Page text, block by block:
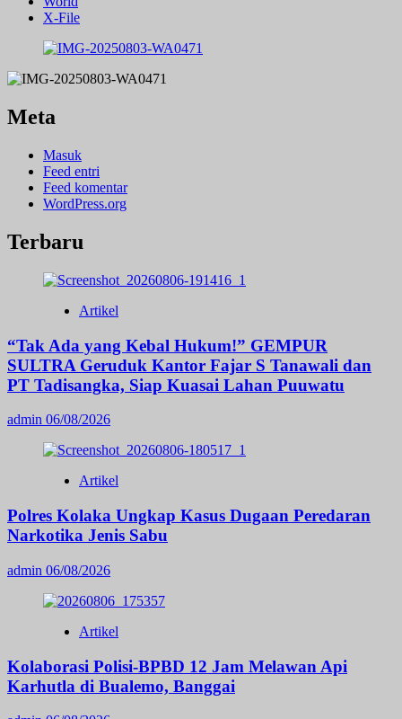
X-File
Meta
Masuk
Feed entri
Feed komentar
WordPress.org
Terbaru
Artikel
“Tak Ada yang Kebal Hukum!” GEMPUR
SULTRA Geruduk Kantor Fajar S Tanawali dan
PT Tadisangka, Siap Kuasai Lahan Puuwatu
admin 06/08/2026
Artikel
Polres Kolaka Ungkap Kasus Dugaan Peredaran
Narkotika Jenis Sabu
admin 06/08/2026
Artikel
Kolaborasi Polisi-BPBD 12 Jam Melawan Api
Karhutla di Bualemo, Banggai